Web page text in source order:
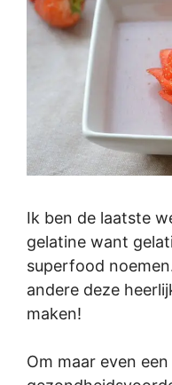
Ik ben de laatste
gelatine want
superfood
andere deze
maken!
Om maar even